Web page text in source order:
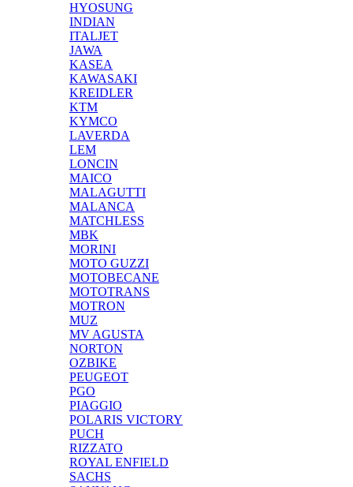
HYOSUNG
INDIAN
ITALJET
JAWA
KASEA
KAWASAKI
KREIDLER
KTM
KYMCO
LAVERDA
LEM
LONCIN
MAICO
MALAGUTTI
MALANCA
MATCHLESS
MBK
MORINI
MOTO GUZZI
MOTOBECANE
MOTOTRANS
MOTRON
MUZ
MV AGUSTA
NORTON
OZBIKE
PEUGEOT
PGO
PIAGGIO
POLARIS VICTORY
PUCH
RIZZATO
ROYAL ENFIELD
SACHS